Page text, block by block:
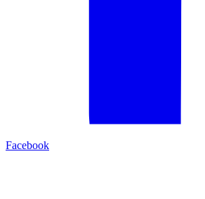
Facebook